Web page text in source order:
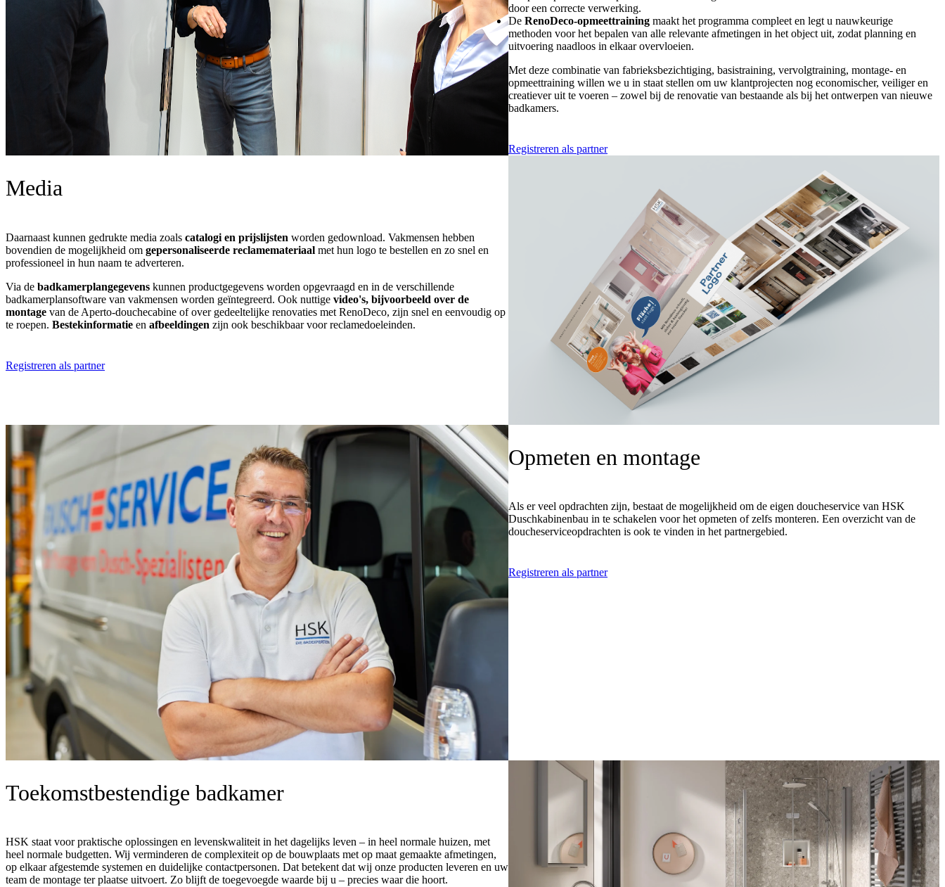
door een correcte verwerking.
DeRenoDeco-opmeettraining maakt het programma compleet en legt u nauwkeurige
methoden voor het bepalen van alle relevante afmetingen in het object uit, zodat planning en
uitvoering naadloos in elkaar overvloeien.
Met deze combinatie van fabrieksbezichtiging, basistraining, vervolgtraining, montage- en
opmeettraining willen we u in staat stellen om uw klantprojecten nog economischer, veiliger en
creatiever uit te voeren – zowel bij de renovatie van bestaande als bij het ontwerpen van nieuwe
badkamers.
Registreren als partner
Media
Daarnaast kunnen gedrukte media zoals catalogi en prijslijsten worden gedownload. Vakmensen hebben
bovendien de mogelijkheid om gepersonaliseerde reclamemateriaal met hun logo te bestellen en zo snel en
professioneel in hun naam te adverteren.
Via de badkamerplangegevens kunnen productgegevens worden opgevraagd en in de verschillende
badkamerplansoftware van vakmensen worden geïntegreerd. Ook nuttige video's, bijvoorbeeld over de
montage van de Aperto-douchecabine of over gedeeltelijke renovaties met RenoDeco, zijn snel en eenvoudig op
te roepen. Bestekinformatie en afbeeldingen zijn ook beschikbaar voor reclamedoeleinden.
Registreren als partner
Opmeten en montage
Als er veel opdrachten zijn, bestaat de mogelijkheid om de eigen doucheservice van HSK
Duschkabinenbau in te schakelen voor het opmeten of zelfs monteren. Een overzicht van de
doucheserviceopdrachten is ook te vinden in het partnergebied.
Registreren als partner
Toekomstbestendige badkamer
HSK staat voor praktische oplossingen en levenskwaliteit in het dagelijks leven – in heel normale huizen, met
heel normale budgetten. Wij verminderen de complexiteit op de bouwplaats met op maat gemaakte afmetingen,
op elkaar afgestemde systemen en duidelijke contactpersonen. Dat betekent dat wij onze producten leveren en uw
team de montage ter plaatse uitvoert. Zo blijft de toegevoegde waarde bij u – precies waar die hoort.